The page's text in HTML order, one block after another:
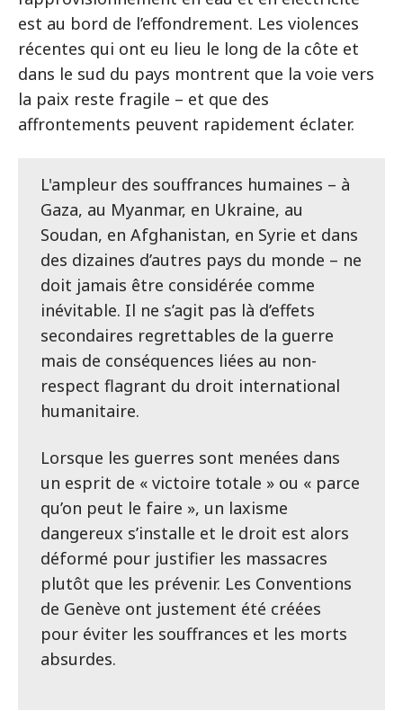
est au bord de l’effondrement. Les violences
récentes qui ont eu lieu le long de la côte et
dans le sud du pays montrent que la voie vers
la paix reste fragile – et que des
affrontements peuvent rapidement éclater.
L'ampleur des souffrances humaines – à
Gaza, au Myanmar, en Ukraine, au
Soudan, en Afghanistan, en Syrie et dans
des dizaines d’autres pays du monde – ne
doit jamais être considérée comme
inévitable. Il ne s’agit pas là d’effets
secondaires regrettables de la guerre
mais de conséquences liées au non-
respect flagrant du droit international
humanitaire.
Lorsque les guerres sont menées dans
un esprit de « victoire totale » ou « parce
qu’on peut le faire », un laxisme
dangereux s’installe et le droit est alors
déformé pour justifier les massacres
plutôt que les prévenir. Les Conventions
de Genève ont justement été créées
pour éviter les souffrances et les morts
absurdes.